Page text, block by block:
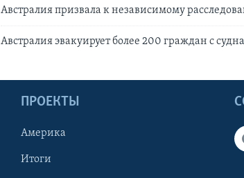
Австралия призвала к независимому
Австралия эвакуирует более 200 граждан с
ПРОЕКТЫ
Америка
Итоги